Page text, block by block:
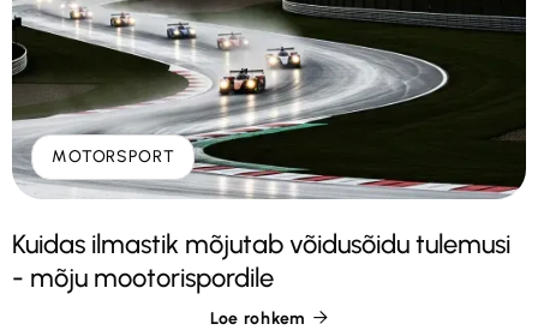
MOTORSPORT
Kuidas ilmastik mõjutab võidusõidu tulemusi
- mõju mootorispordile
Loe rohkem 